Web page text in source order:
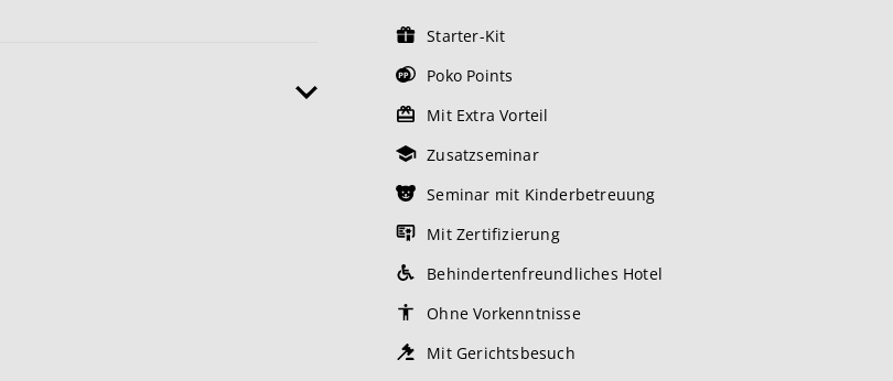
Starter-Kit
Poko Points
Mit Extra Vorteil
Zusatzseminar
Seminar mit Kinderbetreuung
Mit Zertifizierung
Behindertenfreundliches Hotel
Ohne Vorkenntnisse
Mit Gerichtsbesuch